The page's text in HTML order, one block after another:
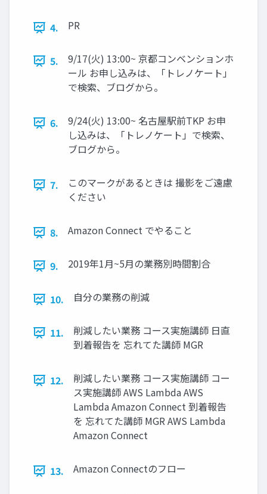
4. PR
5.
9/17(火) 13:00~ 京都コンベンションホ
ール お申し込みは、「トレノケート」
で検索、ブログから。
6.
9/24(火) 13:00~ 名古屋駅前TKP お申
し込みは、「トレノケート」で検索、
ブログから。
7.
このマークがあるときは 撮影をご遠慮
ください
8. Amazon Connect でやること
9. 2019年1月~5月の業務別時間割合
10. 自分の業務の削減
11.
削減したい業務 コース実施講師 日直
到着報告を 忘れてた講師 MGR
12.
削減したい業務 コース実施講師 コー
ス実施講師 AWS Lambda AWS
Lambda Amazon Connect 到着報告
を 忘れてた講師 MGR AWS Lambda
Amazon Connect
13. Amazon Connectのフロー